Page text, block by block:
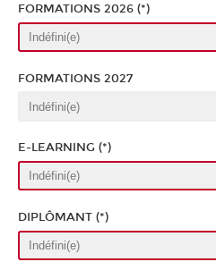
FORMATIONS 2026 (*)
FORMATIONS 2027
E-LEARNING (*)
DIPLÔMANT (*)